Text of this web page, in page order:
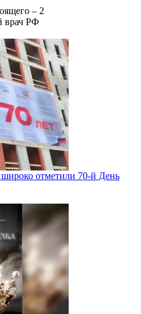
– 2
врач РФ
отметили 70-й День